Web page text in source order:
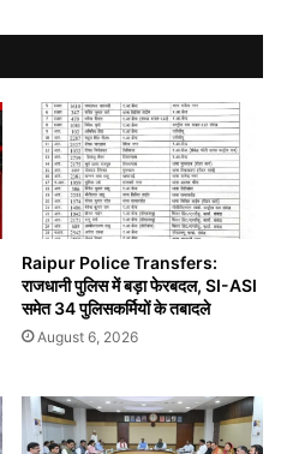
Raipur Police Transfers:
राजधानी पुलिस में बड़ा फेरबदल, SI-ASI
समेत 34 पुलिसकर्मियों के तबादले
August 6, 2026